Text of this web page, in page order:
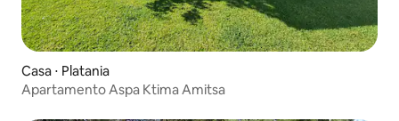
Casa ⋅ Platania
Apartamento Aspa Ktima Amitsa